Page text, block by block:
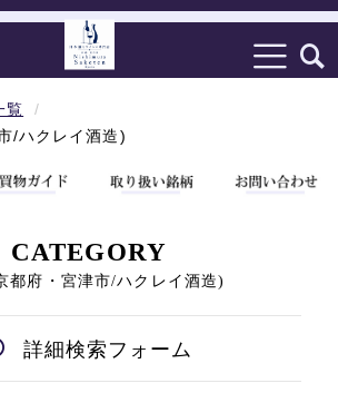
覧
/ハクレイ酒造)
CATEGORY
都府・宮津市/ハクレイ酒造)
詳細検索フォーム